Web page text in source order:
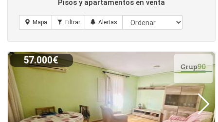
Pisos y apartamentos en venta
57.000€